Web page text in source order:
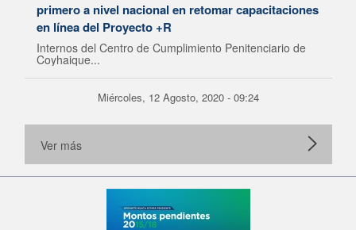
primero a nivel nacional en retomar capacitaciones
en línea del Proyecto +R
Internos del Centro de Cumplimiento Penitenciario de
Coyhaique...
Miércoles, 12 Agosto, 2020 - 09:24
Ver más